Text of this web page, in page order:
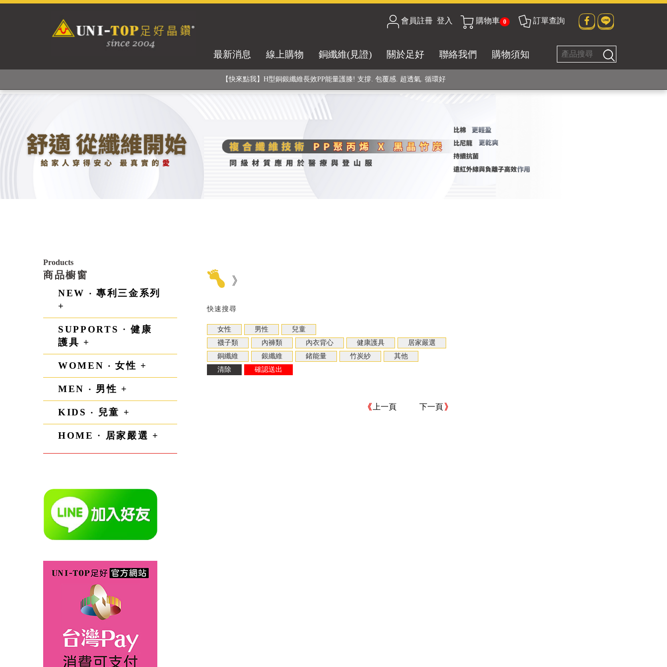
會員註冊 登入 購物車 0 訂單查詢
最新消息 線上購物 銅纖維(見證) 關於足好 聯絡我們 購物須知
銅銀鍺元素融合紗線，長效抗菌除臭! 全程MIT製造，通過多項國際檢驗
【快來點我】H型銅銀纖維長效PP能量護膝! 支撐. 包覆感. 超透氣. 循環好
【快來點我】三金家族- 專利活氧 男女內褲系列
Products
商品櫥窗
NEW ‧ 專利三金系列
+
SUPPORTS · 健康
護具 +
WOMEN ‧ 女性 +
MEN ‧ 男性 +
KIDS ‧ 兒童 +
HOME · 居家嚴選 +
》
快速搜尋
上一頁 下一頁